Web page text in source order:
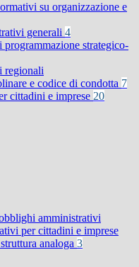
su organizzazione e
generali 4
strategico-
regionali
e codice di condotta 7
cittadini e imprese 20
amministrativi
per cittadini e imprese
analoga 3